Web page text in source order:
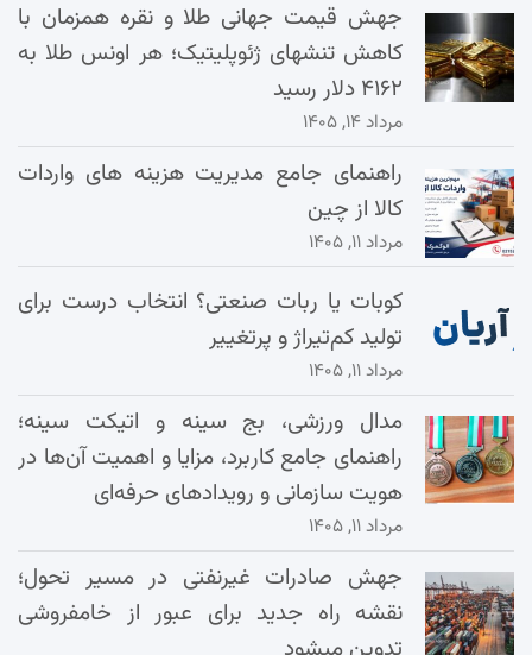
جهش قیمت جهانی طلا و نقره همزمان با
کاهش تنشهای ژئوپلیتیک؛ هر اونس طلا به
۴۱۶۲ دلار رسید
مرداد ۱۴, ۱۴۰۵
راهنمای جامع مدیریت هزینه‌ های واردات
کالا از چین
مرداد ۱۱, ۱۴۰۵
کوبات یا ربات صنعتی؟ انتخاب درست برای
تولید کم‌تیراژ و پرتغییر
مرداد ۱۱, ۱۴۰۵
مدال ورزشی، بج سینه و اتیکت سینه؛
راهنمای جامع کاربرد، مزایا و اهمیت آن‌ها در
هویت سازمانی و رویدادهای حرفه‌ای
مرداد ۱۱, ۱۴۰۵
جهش صادرات غیرنفتی در مسیر تحول؛
نقشه راه جدید برای عبور از خامفروشی